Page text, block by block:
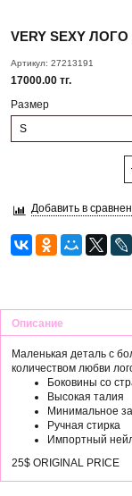
VERY SEXY
Артикул: 27213191
17000.00 тг.
Размер
Добавить в
Описание
Маленькая деталь с
количеством любви
Боковины со
Высокая талия
Минимальное
Ручная стирка
Импортный
25$ ORIGINAL PRICE